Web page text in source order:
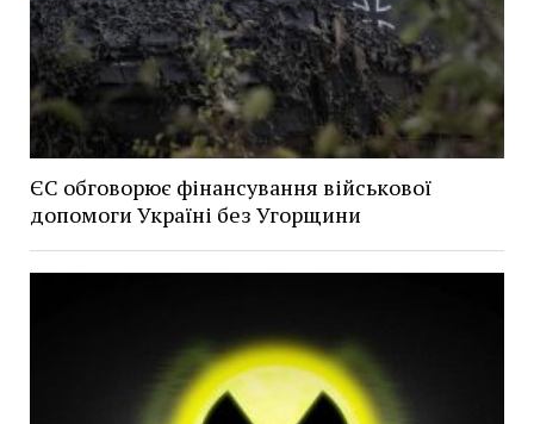
ЄС обговорює фінансування військової
допомоги Україні без Угорщини